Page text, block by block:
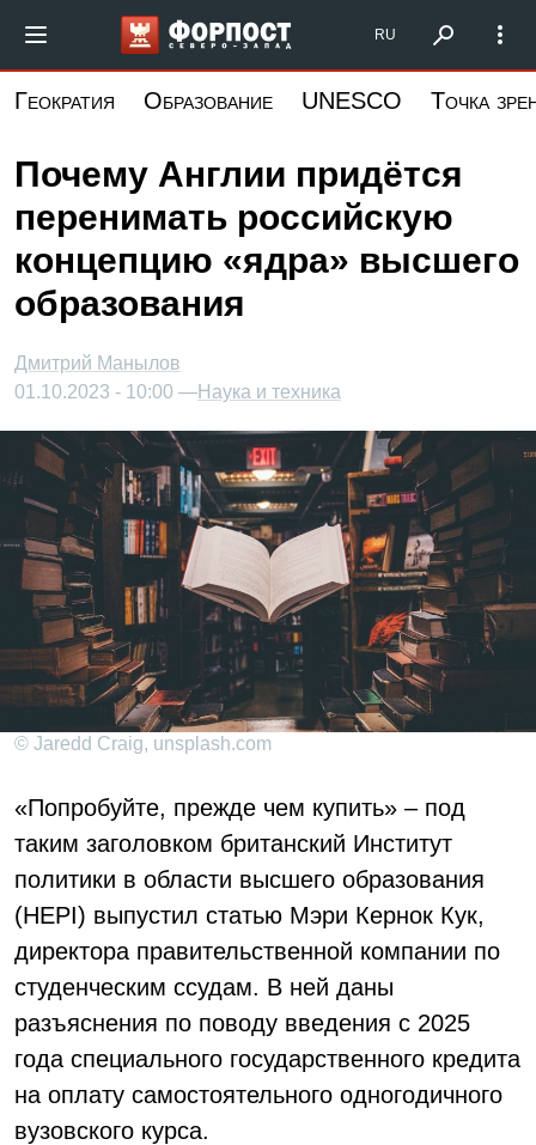
основному
Форпост Северо-Запад
RU
Геократия Образование UNESCO Точка
Почему Англии придётся
перенимать российскую
концепцию «ядра» высшего
образования
Дмитрий Манылов
01.10.2023 - 10:00 —Наука и техника
© Jaredd Craig, unsplash.com
«Попробуйте, прежде чем купить» – под
таким заголовком британский Институт
политики в области высшего образования
(HEPI) выпустил статью Мэри Кернок Кук,
директора правительственной компании по
студенческим ссудам. В ней даны
разъяснения по поводу введения с 2025
года специального государственного кредита
на оплату самостоятельного одногодичного
вузовского курса.